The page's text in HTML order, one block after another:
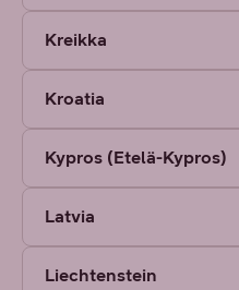
Kreikka
Kroatia
Kypros (Etelä-Kypros)
Latvia
Liechtenstein